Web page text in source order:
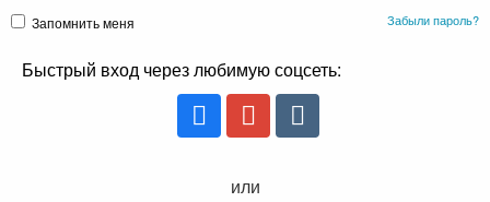
Запомнить меня Забыли пароль?
Быстрый вход через любимую соцсеть:
или